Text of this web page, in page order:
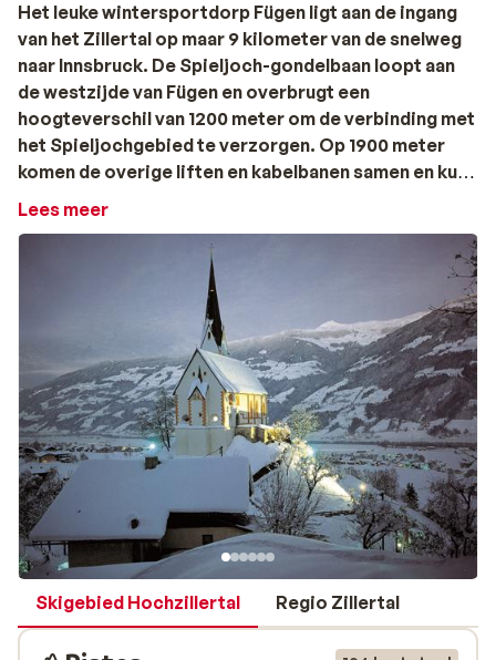
Het leuke wintersportdorp Fügen ligt aan de ingang
van het Zillertal op maar 9 kilometer van de snelweg
naar Innsbruck. De Spieljoch-gondelbaan loopt aan
de westzijde van Fügen en overbrugt een
hoogteverschil van 1200 meter om de verbinding met
het Spieljochgebied te verzorgen. Op 1900 meter
komen de overige liften en kabelbanen samen en kun
je je uitleven op de mooie, vaak zonnige pistes.
Voor de allerkleinsten is er kinderopvang mogelijk. In
het dorp vind je de oefenweide en er is een rodelbaan
van 2 kilometer lang. Zowel de pistes als de oefenweide
zijn voorzien van een aantal sneeuwkanonnen, zodat je
hier ook in het voor- en naseizoen uitstekend in dit
gebied terecht kunt. Voor snowboarders is er een
funpark en zijn er prima off-pistemogelijkheden. Na
een actieve dag op de ski’s kun je je uitstekend
vermaken in één van de gezellige bars van Fügen of in
de discotheken. Een bekende disco is
Badwandl/Nightzone. Verder vind je in Fügen ook een
aantal gezellige restaurants. Voor een actieve après-
ski kun je terecht op één van de twee natuurijsbanen en
op de rodelbanen.
Ski Fügen - Hochzillertal
Lees meer
Skigebied Hochzillertal Regio Zillertal